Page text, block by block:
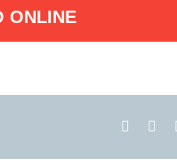
ONLINE